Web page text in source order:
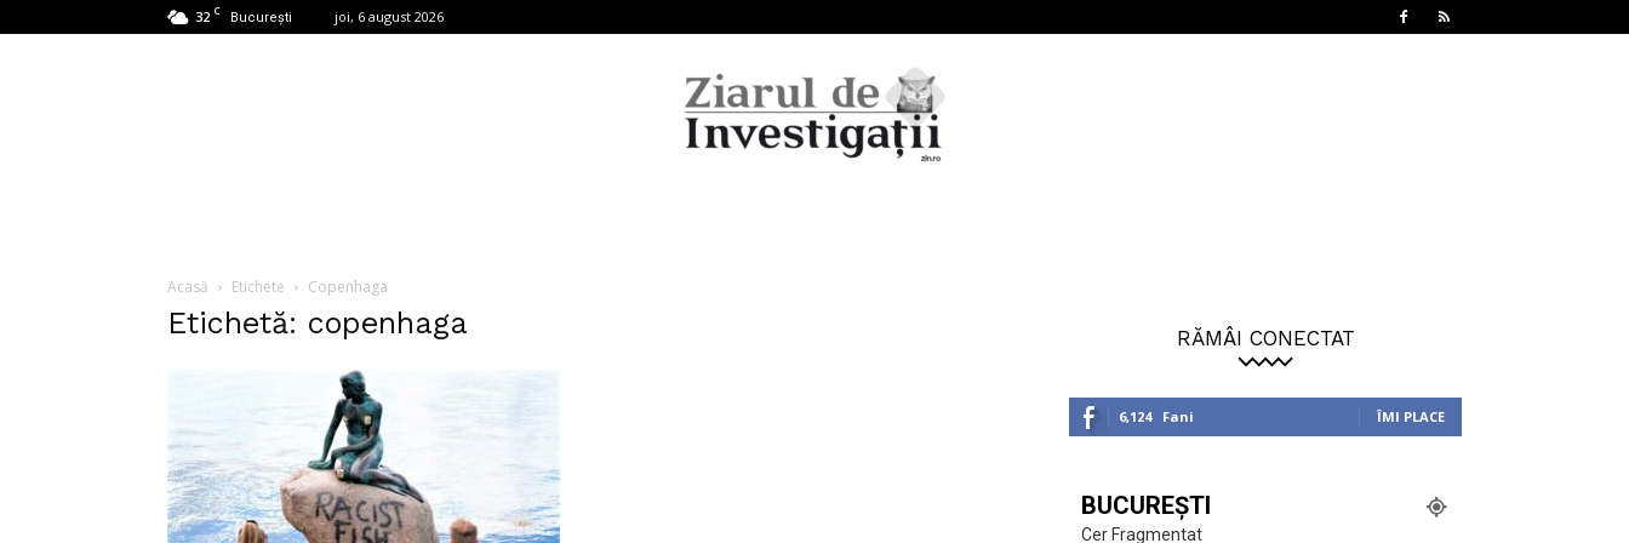
32 C București joi, 6 august 2026
Acasă Etichete Copenhaga
Etichetă: copenhaga RĂMÂI CONECTAT
6,124 Fani ÎMI PLACE
BUCUREȘTI
Cer Fragmentat